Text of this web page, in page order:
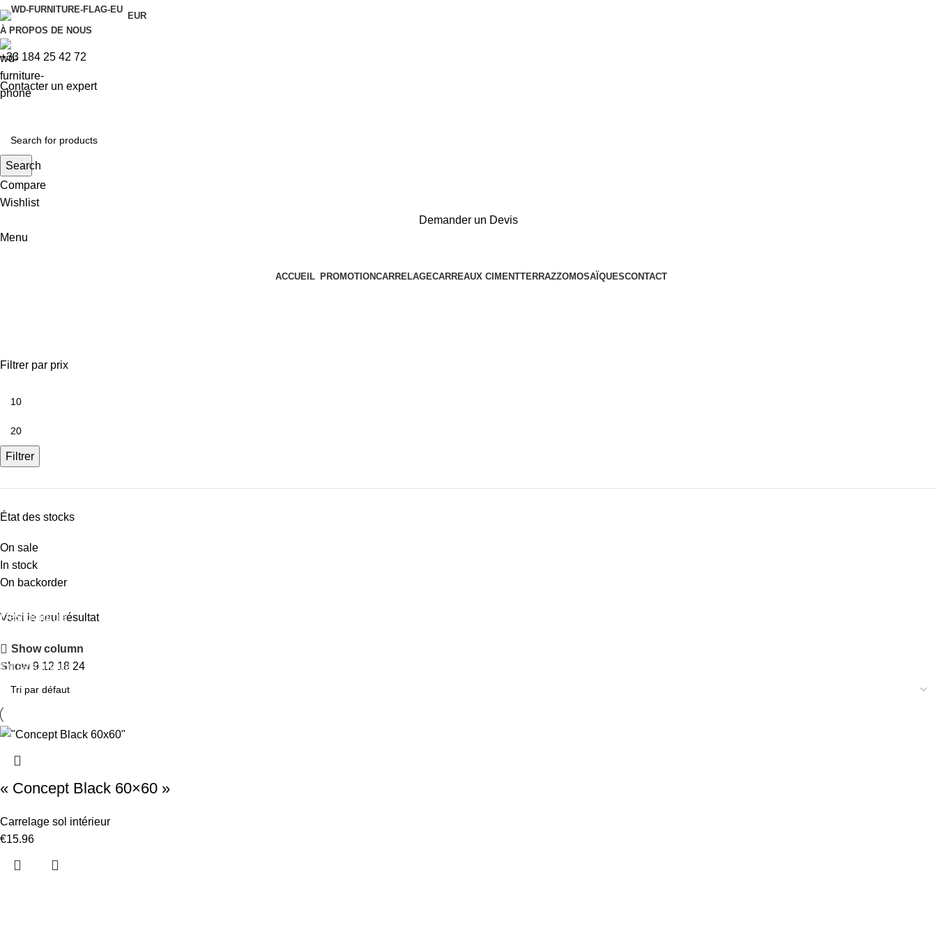
EUR
À PROPOS DE NOUS
+33 184 25 42 72
Contacter un expert
Search
Compare
Wishlist
Demander un Devis
Menu
ACCUEIL PROMOTIONCARRELAGECARREAUX CIMENTTERRAZZOMOSAÏQUESCONTACT
Filtrer par prix
Filtrer
État des stocks
On sale
In stock
On backorder
Déstockage
Remise jusqu'à 50%
En savoir plus
Voici le seul résultat
Show column
Show 9 12 18 24
« Concept Black 60×60 »
Carrelage sol intérieur
€15.96